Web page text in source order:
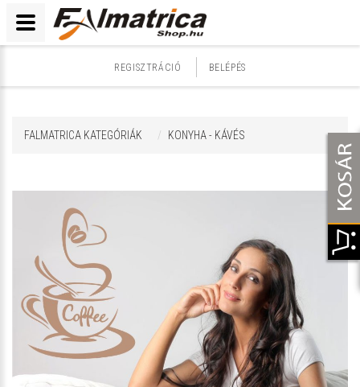
REGISZTRÁCIÓ BELÉPÉS
FALMATRICA KATEGÓRIÁK KONYHA - KÁVÉS